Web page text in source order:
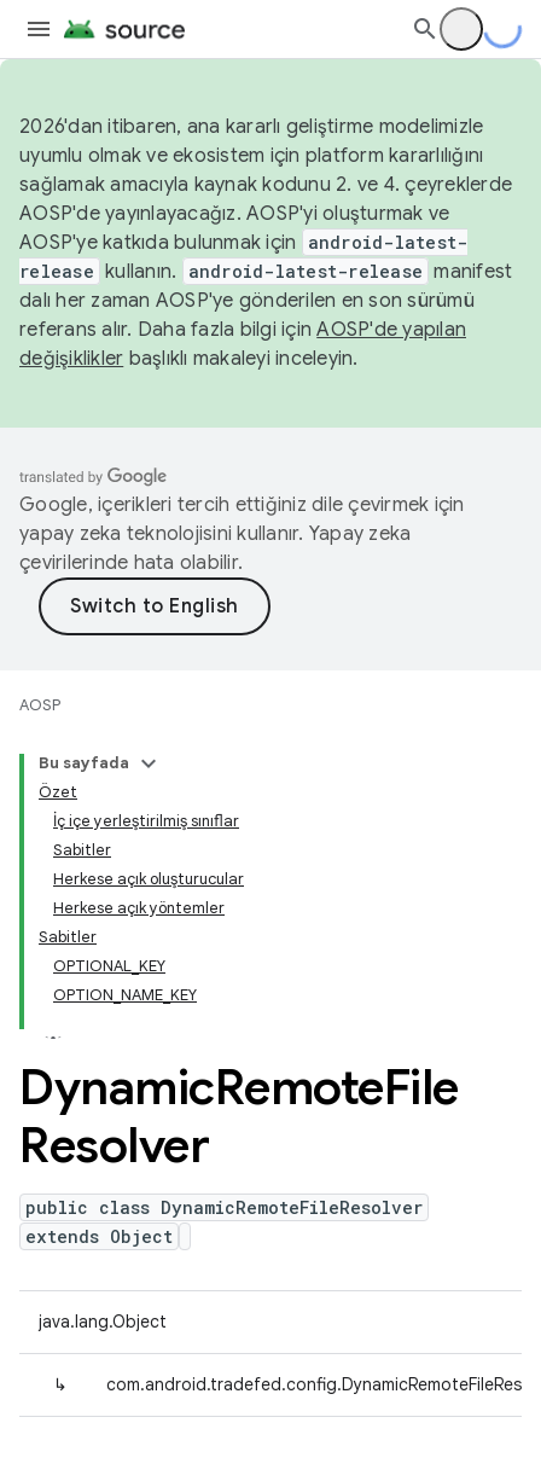
2026'dan itibaren, ana kararlı geliştirme modelimizle
uyumlu olmak ve ekosistem için platform kararlılığını
sağlamak amacıyla kaynak kodunu 2. ve 4. çeyreklerde
AOSP'de yayınlayacağız. AOSP'yi oluşturmak ve
AOSP'ye katkıda bulunmak için
android-latest-
release kullanın. android-latest-release manifest
dalı her zaman AOSP'ye gönderilen en son sürümü
referans alır. Daha fazla bilgi içinAOSP'de yapılan
değişiklikler başlıklı makaleyi inceleyin.
Google, içerikleri tercih ettiğiniz dile çevirmek için
yapay zeka teknolojisini kullanır. Yapay zeka
çevirilerinde hata olabilir.
AOSP
Bu sayfada
Özet
İç içe yerleştirilmiş sınıflar
Sabitler
Herkese açık oluşturucular
Herkese açık yöntemler
Sabitler
OPTIONAL_KEY
OPTION_NAME_KEY
DynamicRemoteFile
Resolver
public class DynamicRemoteFileResolver
extends Object
java.lang.Object
↳